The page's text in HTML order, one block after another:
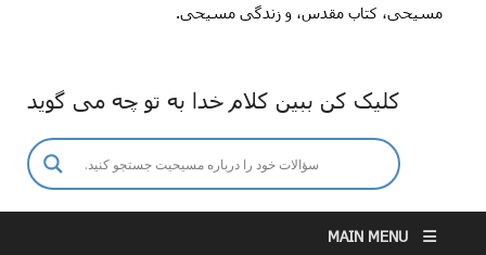
مسیحی، کتاب مقدس، و زندگی مسیحی.
کلیک کن ببین کلام خدا به تو چه می گوید
MAIN MENU